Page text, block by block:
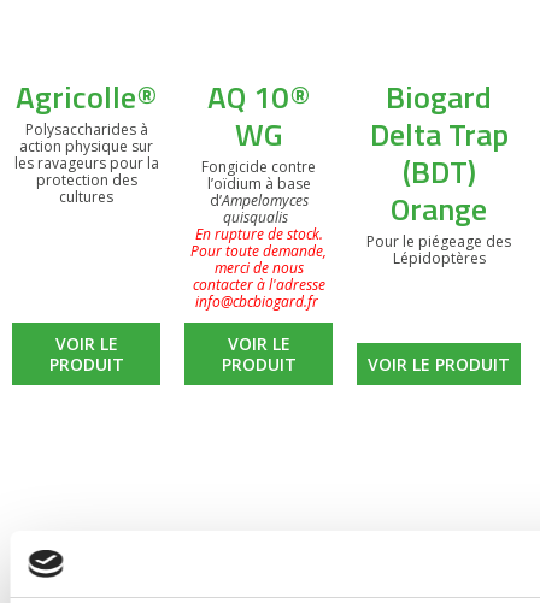
Agricolle®
Polysaccharides à
action physique sur
les ravageurs pour la
protection des
cultures
VOIR LE
PRODUIT
AQ 10®
WG
Fongicide contre
l’oïdium à base
d’Ampelomyces
quisqualis
En rupture de stock.
Pour toute demande,
merci de nous
contacter à l'adresse
info@cbcbiogard.fr
VOIR LE
PRODUIT
Biogard
Delta Trap
(BDT)
Orange
Pour le piégeage des
Lépidoptères
VOIR LE PRODUIT